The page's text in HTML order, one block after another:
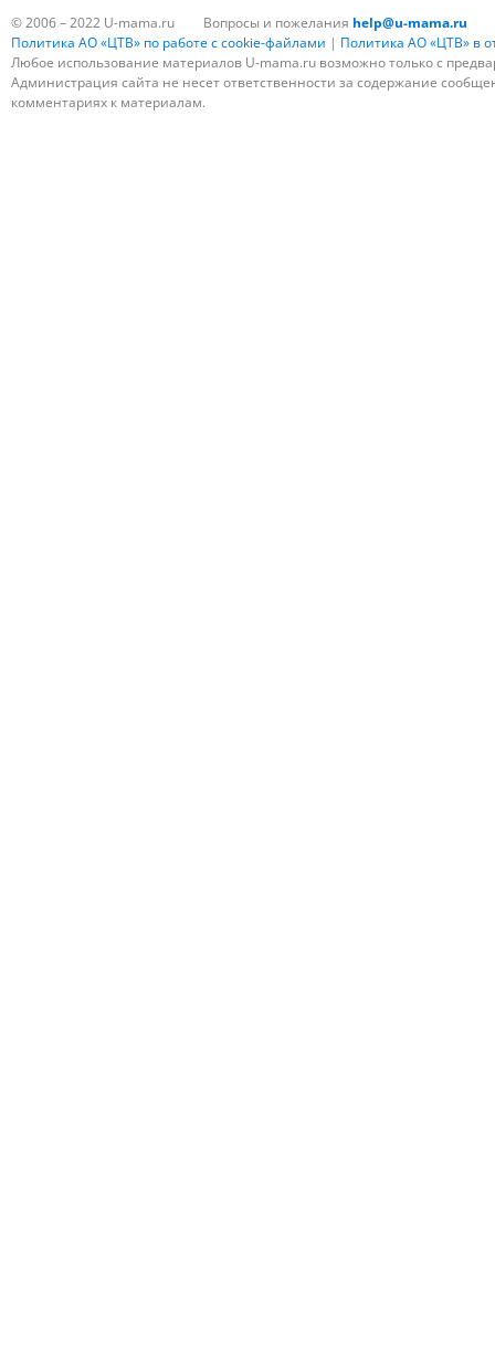
© 2006 – 2022 U-mama.ru Вопросы и пожелания help@u-mama.ru
Политика АО «ЦТВ» по работе с cookie-файлами | Политика АО «ЦТВ» в
Любое использование материалов U-mama.ru возможно только с
Администрация сайта не несет ответственности за содержание
комментариях к материалам.